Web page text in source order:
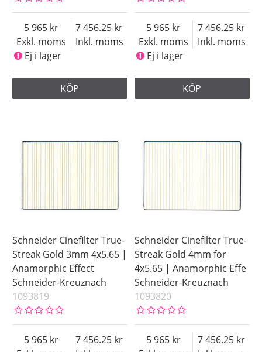
Exkl. moms
5 965
Inkl. moms
7 456.25
Ej i lager
KÖP
Exkl. moms
5 965
Inkl. moms
7 456.25
Ej i lager
KÖP
Schneider Cinefilter True-
Streak Gold 3mm 4x5.65 |
Anamorphic Effect
Schneider-Kreuznach
1093819
5 965
7 456.25
Schneider Cinefilter True-
Streak Gold 4mm for
4x5.65 | Anamorphic Effe
Schneider-Kreuznach
1093820
5 965
7 456.25